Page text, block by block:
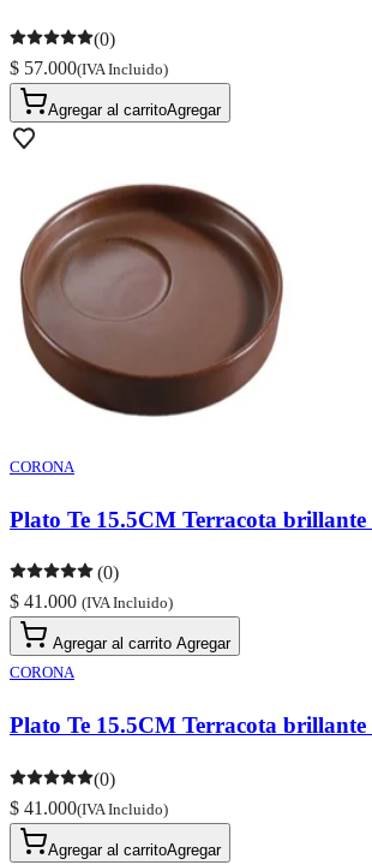
(0)
$ 57.000(IVA Incluido)
Agregar al carritoAgregar
CORONA
Plato Te 15.5CM Terracota
(0)
$ 41.000 (IVA Incluido)
Agregar al carrito Agregar
CORONA
Plato Te 15.5CM Terracota
(0)
$ 41.000(IVA Incluido)
Agregar al carritoAgregar